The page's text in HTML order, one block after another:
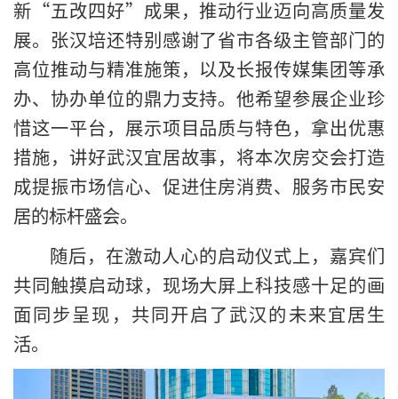
新“五改四好”成果，推动行业迈向高质量发
展。张汉培还特别感谢了省市各级主管部门的
高位推动与精准施策，以及长报传媒集团等承
办、协办单位的鼎力支持。他希望参展企业珍
惜这一平台，展示项目品质与特色，拿出优惠
措施，讲好武汉宜居故事，将本次房交会打造
成提振市场信心、促进住房消费、服务市民安
居的标杆盛会。
随后，在激动人心的启动仪式上，嘉宾们
共同触摸启动球，现场大屏上科技感十足的画
面同步呈现，共同开启了武汉的未来宜居生
活。